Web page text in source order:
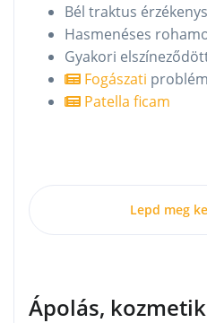
Bél traktus
Hasmenéses
Gyakori
Fogászati
Patella ficam
Lepd meg
Ápolás,